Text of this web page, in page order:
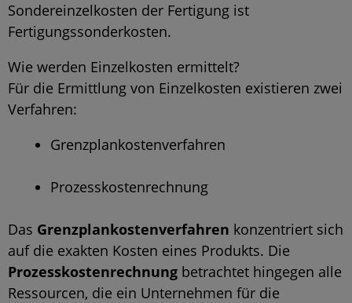
Sondereinzelkosten der Fertigung ist
Fertigungssonderkosten.
Wie werden Einzelkosten ermittelt?
Für die Ermittlung von Einzelkosten existieren zwei
Verfahren:
Grenzplankostenverfahren
Prozesskostenrechnung
Das Grenzplankostenverfahren konzentriert sich
auf die exakten Kosten eines Produkts. Die
Prozesskostenrechnung betrachtet hingegen alle
Ressourcen, die ein Unternehmen für die